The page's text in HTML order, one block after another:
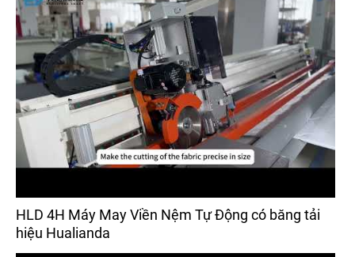
HLD 4H Máy May Viền Nệm Tự Động có băng tải
hiệu Hualianda